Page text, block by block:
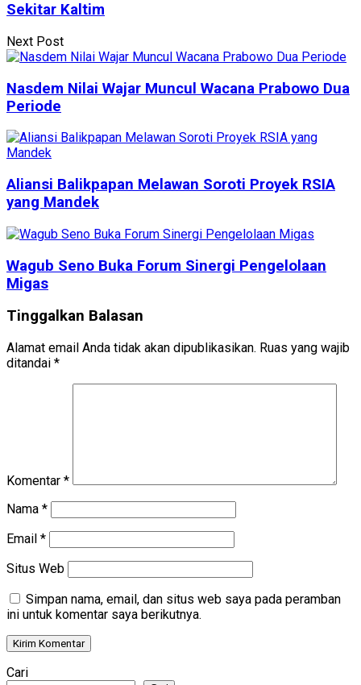
Sekitar Kaltim
Next Post
Nasdem Nilai Wajar Muncul Wacana Prabowo Dua
Periode
Aliansi Balikpapan Melawan Soroti Proyek RSIA
yang Mandek
Wagub Seno Buka Forum Sinergi Pengelolaan
Migas
Tinggalkan Balasan
Alamat email Anda tidak akan dipublikasikan. Ruas yang wajib
ditandai *
Komentar *
Nama *
Email *
Situs Web
Simpan nama, email, dan situs web saya pada peramban
ini untuk komentar saya berikutnya.
Cari